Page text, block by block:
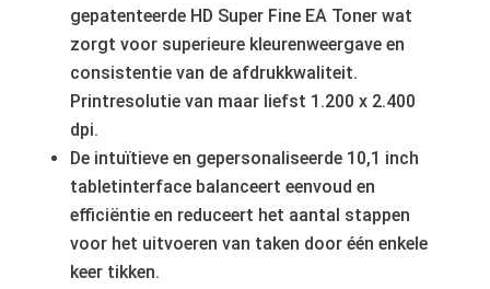
gepatenteerde HD Super Fine EA Toner wat
zorgt voor superieure kleurenweergave en
consistentie van de afdrukkwaliteit.
Printresolutie van maar liefst 1.200 x 2.400
dpi.
De intuïtieve en gepersonaliseerde 10,1 inch
tabletinterface balanceert eenvoud en
efficiëntie en reduceert het aantal stappen
voor het uitvoeren van taken door één enkele
keer tikken.